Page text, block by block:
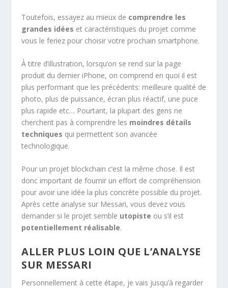
Toutefois, essayez au mieux de comprendre les
grandes idées et caractéristiques du projet comme
vous le feriez pour choisir votre prochain smartphone.
À titre d’illustration, lorsqu’on se rend sur la page
produit du dernier iPhone, on comprend en quoi il est
plus performant que les précédents: meilleure qualité de
photo, plus de puissance, écran plus réactif, une puce
plus rapide etc… Pourtant, la plupart des gens ne
cherchent pas à comprendre les moindres détails
techniques qui permettent son avancée
technologique.
Pour un projet blockchain c’est la même chose. Il est
donc important de fournir un effort de compréhension
pour avoir une idée la plus concrète possible du projet.
Après cette analyse sur Messari, vous devez vous
demander si le projet semble utopiste ou s’il est
potentiellement réalisable.
ALLER PLUS LOIN QUE L’ANALYSE
SUR MESSARI
Personnellement à cette étape, je vais jusqu’à regarder